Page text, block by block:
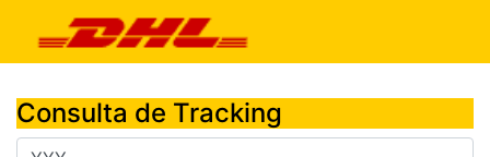
Consulta de Tracking